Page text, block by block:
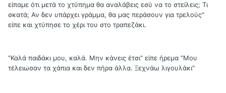
είπαμε ότι μετά το χτύπημα θα αναλάβεις εσύ να το στείλεις; Τι
σκατά; Αν δεν υπάρχει γράμμα, θα μας περάσουν για τρελούς"
είπε και χτύπησε το χέρι του στο τραπεζάκι.
"Καλά παιδάκι μου, καλά. Μην κάνεις έτσι" είπε ήρεμα "Μου
τέλειωσαν τα χάπια και δεν πήρα άλλα. Ξεχνάω λιγουλάκι"